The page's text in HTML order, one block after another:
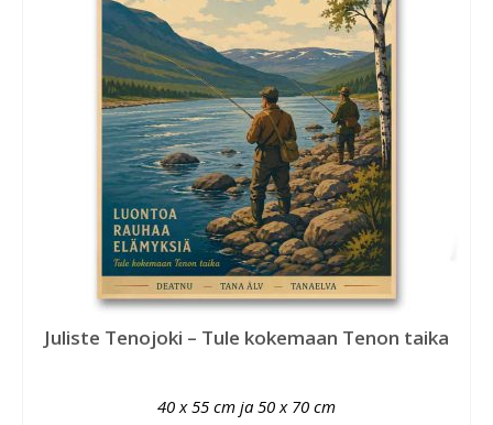
Juliste Tenojoki – Tule kokemaan Tenon taika
40 x 55 cm ja 50 x 70 cm